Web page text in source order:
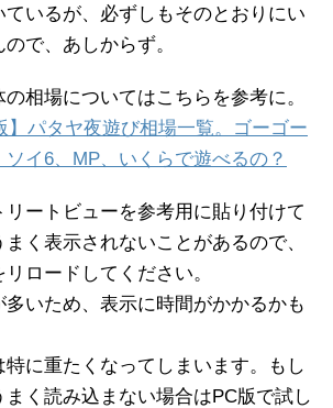
いるが、必ずしもそのとおりにい
で、あしからず。
相場についてはこちらを参考に。
】パタヤ夜遊び相場一覧。ゴーゴー
イ6、MP、いくらで遊べるの？
リートビューを参考用に貼り付けて
く表示されないことがあるので、
ロードしてください。
いため、表示に時間がかかるかも
特に重たくなってしまいます。もし
まく読み込まない場合はPC版で試し